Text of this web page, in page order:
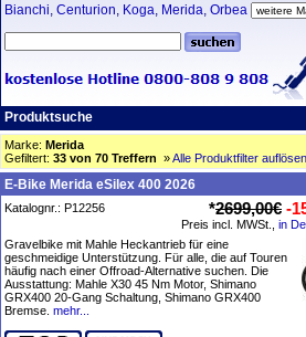
Bianchi, Centurion, Koga, Merida, Orbea
Produktsuche
Marke: Merida
Gefiltert: 33 von 70 Treffern »Alle Produktfilter auflösen
E-Bike Merida eSilex 400 2026
Katalognr.: P12256 *2699,00€ -
Preis incl. MWSt., in
Gravelbike mit Mahle Heckantrieb für eine
geschmeidige Unterstützung. Für alle, die auf Touren
häufig nach einer Offroad-Alternative suchen. Die
Ausstattung: Mahle X30 45 Nm Motor, Shimano
GRX400 20-Gang Schaltung, Shimano GRX400
Bremse. mehr...